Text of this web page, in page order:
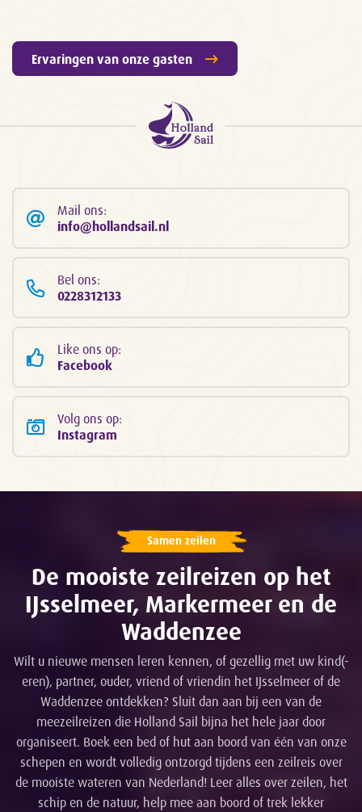
Ervaringen van onze gasten
Mail ons:
info@hollandsail.nl
Bel ons:
0228312133
Like ons op:
Facebook
Volg ons op:
Instagram
Samen zeilen
De mooiste zeilreizen op het
IJsselmeer, Markermeer en de
Waddenzee
Wilt u nieuwe mensen leren kennen, of gezellig met uw kind(-
eren), partner, ouder, vriend of vriendin het IJsselmeer of de
Waddenzee ontdekken? Sluit dan aan bij een van de
meezeilreizen die Holland Sail bijna het hele jaar door
organiseert. Boek een bed of hut aan boord van één van onze
schepen en wordt volledig ontzorgd tijdens een zeilreis over
de mooiste wateren van Nederland! Leer alles over zeilen, het
schip en de natuur, help mee aan boord of trek lekker